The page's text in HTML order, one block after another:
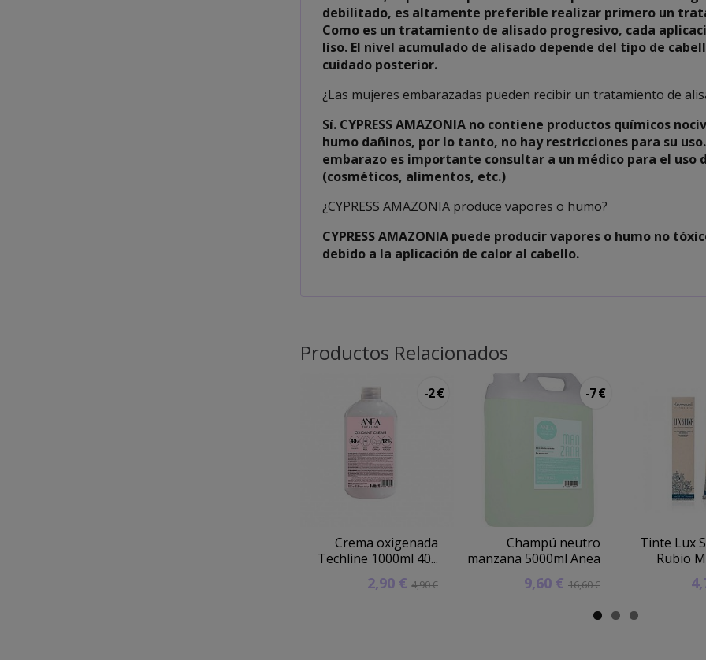
debilitado, es altamente preferible realizar primero un
Como es un tratamiento de alisado progresivo, cada
liso. El nivel acumulado de alisado depende del tipo de
cuidado posterior.
¿Las mujeres embarazadas pueden recibir un tratamiento de
Sí. CYPRESS AMAZONIA no contiene productos químicos
humo dañinos, por lo tanto, no hay restricciones para su
embarazo es importante consultar a un médico para el uso
(cosméticos, alimentos, etc.)
¿CYPRESS AMAZONIA produce vapores o humo?
CYPRESS AMAZONIA puede producir vapores o humo no
debido a la aplicación de calor al cabello.
Productos Relacionados
-2 €
Crema oxigenada
Techline 1000ml 40...
2,90 €4,90 €
-7 €
Champú neutro
manzana 5000ml Anea
9,60 € 16,60 €
Tinte Lux
Rubio